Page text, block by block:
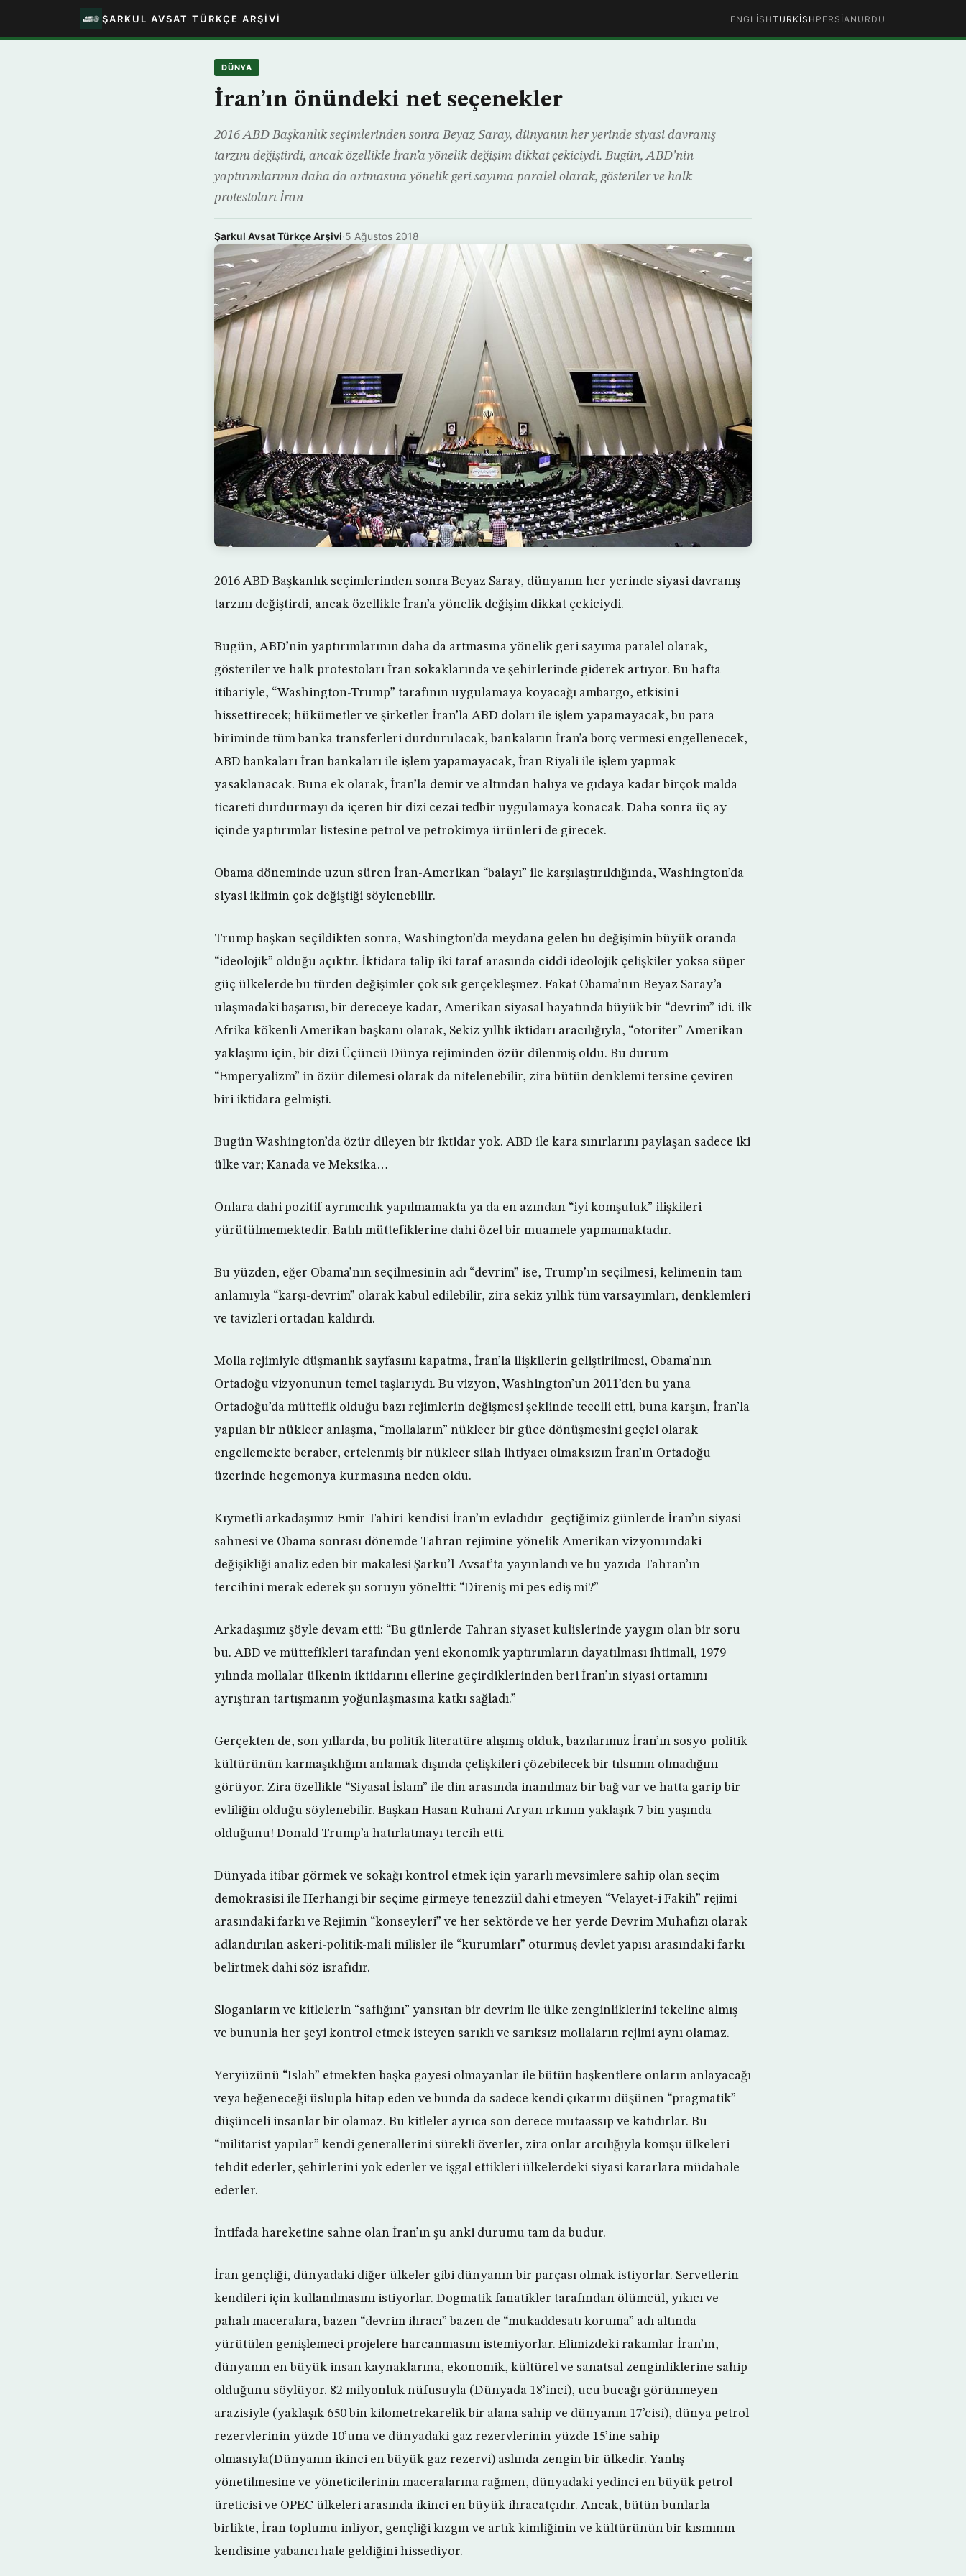
ŞARKUL AVSAT TÜRKÇE ARŞIVI ENGLISHTURKISH PERSIAN URDU
DÜNYA
İran’ın önündeki net seçenekler
2016 ABD Başkanlık seçimlerinden sonra Beyaz Saray, dünyanın her yerinde siyasi davranış
tarzını değiştirdi, ancak özellikle İran’a yönelik değişim dikkat çekiciydi. Bugün, ABD’nin
yaptırımlarının daha da artmasına yönelik geri sayıma paralel olarak, gösteriler ve halk
protestoları İran
Şarkul Avsat Türkçe Arşivi·5 Ağustos 2018
2016 ABD Başkanlık seçimlerinden sonra Beyaz Saray, dünyanın her yerinde siyasi davranış
tarzını değiştirdi, ancak özellikle İran’a yönelik değişim dikkat çekiciydi.
Bugün, ABD’nin yaptırımlarının daha da artmasına yönelik geri sayıma paralel olarak,
gösteriler ve halk protestoları İran sokaklarında ve şehirlerinde giderek artıyor. Bu hafta
itibariyle, “Washington-Trump” tarafının uygulamaya koyacağı ambargo, etkisini
hissettirecek; hükümetler ve şirketler İran’la ABD doları ile işlem yapamayacak, bu para
biriminde tüm banka transferleri durdurulacak, bankaların İran’a borç vermesi engellenecek,
ABD bankaları İran bankaları ile işlem yapamayacak, İran Riyali ile işlem yapmak
yasaklanacak. Buna ek olarak, İran’la demir ve altından halıya ve gıdaya kadar birçok malda
ticareti durdurmayı da içeren bir dizi cezai tedbir uygulamaya konacak. Daha sonra üç ay
içinde yaptırımlar listesine petrol ve petrokimya ürünleri de girecek.
Obama döneminde uzun süren İran-Amerikan “balayı” ile karşılaştırıldığında, Washington’da
siyasi iklimin çok değiştiği söylenebilir.
Trump başkan seçildikten sonra, Washington’da meydana gelen bu değişimin büyük oranda
“ideolojik” olduğu açıktır. İktidara talip iki taraf arasında ciddi ideolojik çelişkiler yoksa süper
güç ülkelerde bu türden değişimler çok sık gerçekleşmez. Fakat Obama’nın Beyaz Saray’a
ulaşmadaki başarısı, bir dereceye kadar, Amerikan siyasal hayatında büyük bir “devrim” idi. ilk
Afrika kökenli Amerikan başkanı olarak, Sekiz yıllık iktidarı aracılığıyla, “otoriter” Amerikan
yaklaşımı için, bir dizi Üçüncü Dünya rejiminden özür dilenmiş oldu. Bu durum
“Emperyalizm” in özür dilemesi olarak da nitelenebilir, zira bütün denklemi tersine çeviren
biri iktidara gelmişti.
Bugün Washington’da özür dileyen bir iktidar yok. ABD ile kara sınırlarını paylaşan sadece iki
ülke var; Kanada ve Meksika…
Onlara dahi pozitif ayrımcılık yapılmamakta ya da en azından “iyi komşuluk” ilişkileri
yürütülmemektedir. Batılı müttefiklerine dahi özel bir muamele yapmamaktadır.
Bu yüzden, eğer Obama’nın seçilmesinin adı “devrim” ise, Trump’ın seçilmesi, kelimenin tam
anlamıyla “karşı-devrim” olarak kabul edilebilir, zira sekiz yıllık tüm varsayımları, denklemleri
ve tavizleri ortadan kaldırdı.
Molla rejimiyle düşmanlık sayfasını kapatma, İran’la ilişkilerin geliştirilmesi, Obama’nın
Ortadoğu vizyonunun temel taşlarıydı. Bu vizyon, Washington’un 2011’den bu yana
Ortadoğu’da müttefik olduğu bazı rejimlerin değişmesi şeklinde tecelli etti, buna karşın, İran’la
yapılan bir nükleer anlaşma, “mollaların” nükleer bir güce dönüşmesini geçici olarak
engellemekte beraber, ertelenmiş bir nükleer silah ihtiyacı olmaksızın İran’ın Ortadoğu
üzerinde hegemonya kurmasına neden oldu.
Kıymetli arkadaşımız Emir Tahiri-kendisi İran’ın evladıdır- geçtiğimiz günlerde İran’ın siyasi
sahnesi ve Obama sonrası dönemde Tahran rejimine yönelik Amerikan vizyonundaki
değişikliği analiz eden bir makalesi Şarku’l-Avsat’ta yayınlandı ve bu yazıda Tahran’ın
tercihini merak ederek şu soruyu yöneltti: “Direniş mi pes ediş mi?”
Arkadaşımız şöyle devam etti: “Bu günlerde Tahran siyaset kulislerinde yaygın olan bir soru
bu. ABD ve müttefikleri tarafından yeni ekonomik yaptırımların dayatılması ihtimali, 1979
yılında mollalar ülkenin iktidarını ellerine geçirdiklerinden beri İran’ın siyasi ortamını
ayrıştıran tartışmanın yoğunlaşmasına katkı sağladı.”
Gerçekten de, son yıllarda, bu politik literatüre alışmış olduk, bazılarımız İran’ın sosyo-politik
kültürünün karmaşıklığını anlamak dışında çelişkileri çözebilecek bir tılsımın olmadığını
görüyor. Zira özellikle “Siyasal İslam” ile din arasında inanılmaz bir bağ var ve hatta garip bir
evliliğin olduğu söylenebilir. Başkan Hasan Ruhani Aryan ırkının yaklaşık 7 bin yaşında
olduğunu! Donald Trump’a hatırlatmayı tercih etti.
Dünyada itibar görmek ve sokağı kontrol etmek için yararlı mevsimlere sahip olan seçim
demokrasisi ile Herhangi bir seçime girmeye tenezzül dahi etmeyen “Velayet-i Fakih” rejimi
arasındaki farkı ve Rejimin “konseyleri” ve her sektörde ve her yerde Devrim Muhafızı olarak
adlandırılan askeri-politik-mali milisler ile “kurumları” oturmuş devlet yapısı arasındaki farkı
belirtmek dahi söz israfıdır.
Sloganların ve kitlelerin “saflığını” yansıtan bir devrim ile ülke zenginliklerini tekeline almış
ve bununla her şeyi kontrol etmek isteyen sarıklı ve sarıksız mollaların rejimi aynı olamaz.
Yeryüzünü “Islah” etmekten başka gayesi olmayanlar ile bütün başkentlere onların anlayacağı
veya beğeneceği üslupla hitap eden ve bunda da sadece kendi çıkarını düşünen “pragmatik”
düşünceli insanlar bir olamaz. Bu kitleler ayrıca son derece mutaassıp ve katıdırlar. Bu
“militarist yapılar” kendi generallerini sürekli överler, zira onlar arcılığıyla komşu ülkeleri
tehdit ederler, şehirlerini yok ederler ve işgal ettikleri ülkelerdeki siyasi kararlara müdahale
ederler.
İntifada hareketine sahne olan İran’ın şu anki durumu tam da budur.
İran gençliği, dünyadaki diğer ülkeler gibi dünyanın bir parçası olmak istiyorlar. Servetlerin
kendileri için kullanılmasını istiyorlar. Dogmatik fanatikler tarafından ölümcül, yıkıcı ve
pahalı maceralara, bazen “devrim ihracı” bazen de “mukaddesatı koruma” adı altında
yürütülen genişlemeci projelere harcanmasını istemiyorlar. Elimizdeki rakamlar İran’ın,
dünyanın en büyük insan kaynaklarına, ekonomik, kültürel ve sanatsal zenginliklerine sahip
olduğunu söylüyor. 82 milyonluk nüfusuyla (Dünyada 18’inci), ucu bucağı görünmeyen
arazisiyle (yaklaşık 650 bin kilometrekarelik bir alana sahip ve dünyanın 17’cisi), dünya petrol
rezervlerinin yüzde 10’una ve dünyadaki gaz rezervlerinin yüzde 15’ine sahip
olmasıyla(Dünyanın ikinci en büyük gaz rezervi) aslında zengin bir ülkedir. Yanlış
yönetilmesine ve yöneticilerinin maceralarına rağmen, dünyadaki yedinci en büyük petrol
üreticisi ve OPEC ülkeleri arasında ikinci en büyük ihracatçıdır. Ancak, bütün bunlarla
birlikte, İran toplumu inliyor, gençliği kızgın ve artık kimliğinin ve kültürünün bir kısmının
kendisine yabancı hale geldiğini hissediyor.